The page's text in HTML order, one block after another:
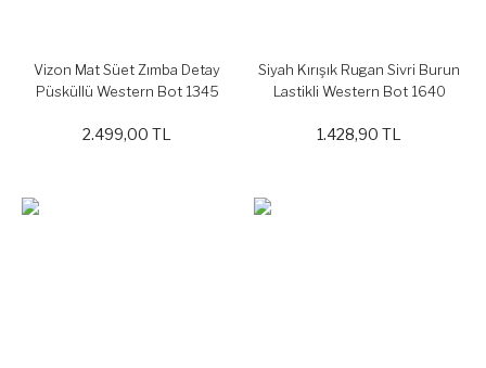
Vizon Mat Süet Zımba Detay
Püsküllü Western Bot 1345
2.499,00 TL
Siyah Kırışık Rugan Sivri Burun
Lastikli Western Bot 1640
1.428,90 TL